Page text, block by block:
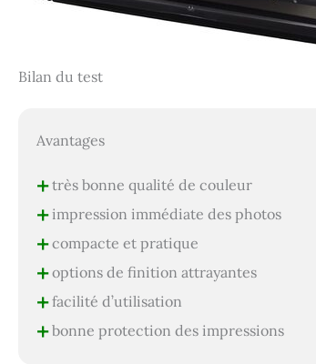
Bilan du test
Avantages
+très bonne qualité de couleur
+impression immédiate des photos
+compacte et pratique
+options de finition attrayantes
+facilité d’utilisation
+bonne protection des impressions